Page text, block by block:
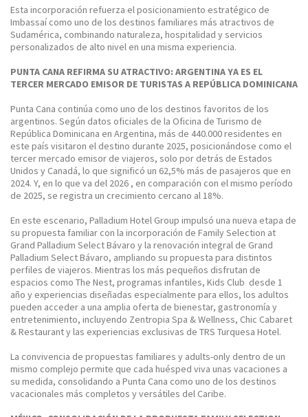
Esta incorporación refuerza el posicionamiento estratégico de
Imbassaí como uno de los destinos familiares más atractivos de
Sudamérica, combinando naturaleza, hospitalidad y servicios
personalizados de alto nivel en una misma experiencia.
PUNTA CANA REFIRMA SU ATRACTIVO: ARGENTINA YA ES EL
TERCER MERCADO EMISOR DE TURISTAS A REPÚBLICA DOMINICANA
Punta Cana continúa como uno de los destinos favoritos de los
argentinos. Según datos oficiales de la Oficina de Turismo de
República Dominicana en Argentina, más de 440.000 residentes en
este país visitaron el destino durante 2025, posicionándose como el
tercer mercado emisor de viajeros, solo por detrás de Estados
Unidos y Canadá, lo que significó un 62,5% más de pasajeros que en
2024. Y, en lo que va del 2026 , en comparación con el mismo período
de 2025, se registra un crecimiento cercano al 18%.
En este escenario, Palladium Hotel Group impulsó una nueva etapa de
su propuesta familiar con la incorporación de Family Selection at
Grand Palladium Select Bávaro y la renovación integral de Grand
Palladium Select Bávaro, ampliando su propuesta para distintos
perfiles de viajeros. Mientras los más pequeños disfrutan de
espacios como The Nest, programas infantiles, Kids Club desde 1
año y experiencias diseñadas especialmente para ellos, los adultos
pueden acceder a una amplia oferta de bienestar, gastronomía y
entretenimiento, incluyendo Zentropia Spa & Wellness, Chic Cabaret
& Restaurant y las experiencias exclusivas de TRS Turquesa Hotel.
La convivencia de propuestas familiares y adults-only dentro de un
mismo complejo permite que cada huésped viva unas vacaciones a
su medida, consolidando a Punta Cana como uno de los destinos
vacacionales más completos y versátiles del Caribe.